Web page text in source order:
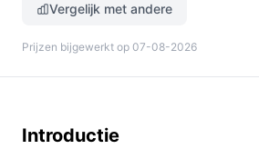
Vergelijk met andere
Prijzen bijgewerkt op 07-08-2026
Introductie